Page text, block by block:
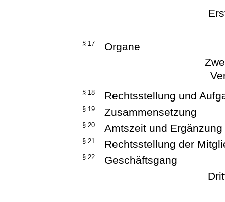
§ 17
Organe
§ 18 Rechtsstellung und
§ 19 Zusammensetzung
§ 20 Amtszeit und Ergänzung
§ 21 Rechtsstellung der
§ 22
Geschäftsgang